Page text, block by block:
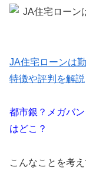
JA住宅ローンは
特徴や評判を解説
都市銀？メガバ
はどこ？
こんなことを考